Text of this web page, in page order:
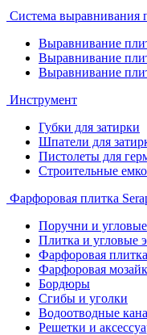
Система выравнивания
Выравнивание
Выравнивание
Выравнивание
Инструмент
Губки для затирки
Шпатели для
Пистолеты для
Строительные
Фарфоровая плитка
Поручни и
Плитка и угловые
Фарфоровая
Фарфоровая
Бордюры
Сгибы и уголки
Водоотводные
Решетки и